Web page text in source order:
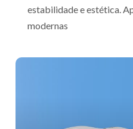
estabilidade e estética.
modernas